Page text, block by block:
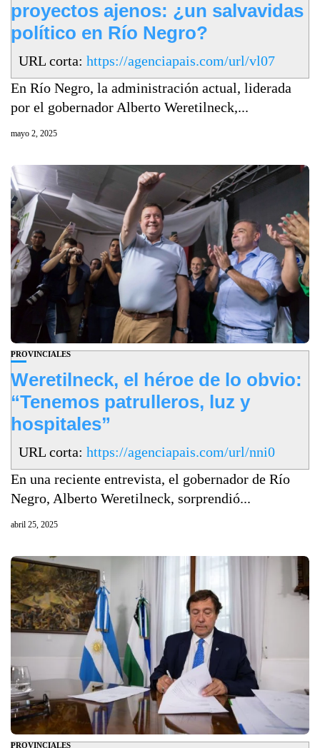
proyectos ajenos: ¿un salvavidas
político en Río Negro?
URL corta: https://agenciapais.com/url/vl07
En Río Negro, la administración actual, liderada
por el gobernador Alberto Weretilneck,...
mayo 2, 2025
PROVINCIALES
Weretilneck, el héroe de lo obvio:
“Tenemos patrulleros, luz y
hospitales”
URL corta: https://agenciapais.com/url/nni0
En una reciente entrevista, el gobernador de Río
Negro, Alberto Weretilneck, sorprendió...
abril 25, 2025
PROVINCIALES